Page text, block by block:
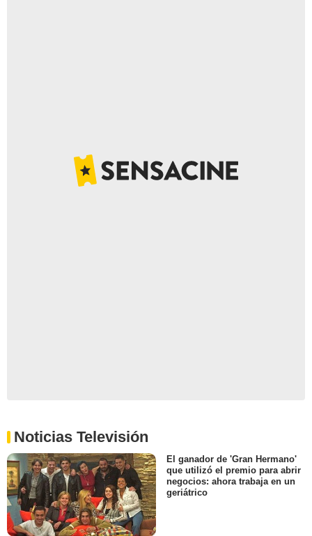
Noticias Televisión
El ganador de 'Gran Hermano'
que utilizó el premio para abrir
negocios: ahora trabaja en un
geriátrico